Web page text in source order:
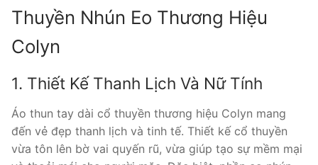
lượng
Thuyền Nhún Eo Thương Hiệu
Colyn
1. Thiết Kế Thanh Lịch Và Nữ Tính
Áo thun tay dài cổ thuyền thương hiệu Colyn mang
đến vẻ đẹp thanh lịch và tinh tế. Thiết kế cổ thuyền
vừa tôn lên bờ vai quyến rũ, vừa giúp tạo sự mềm mại